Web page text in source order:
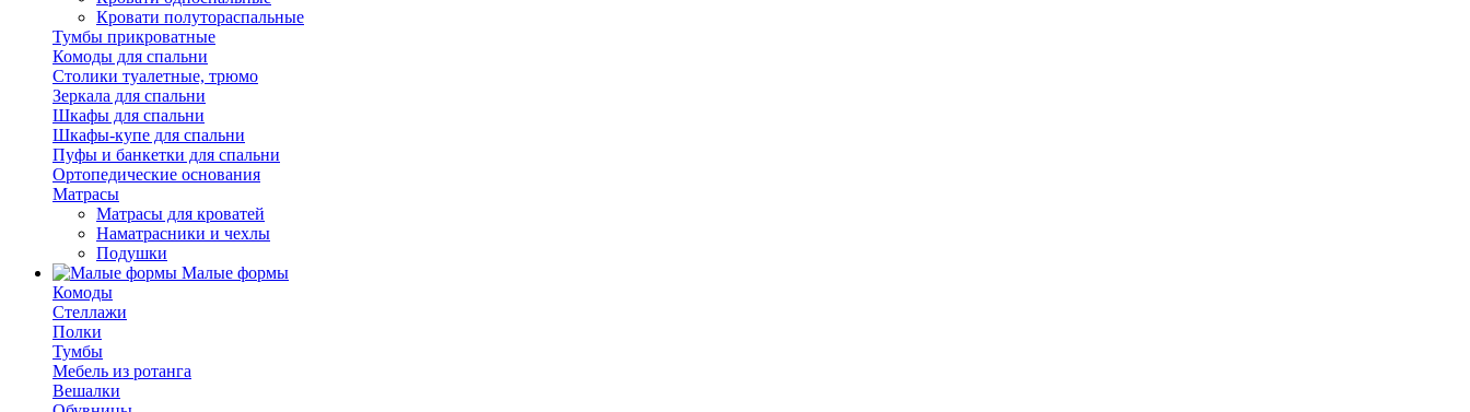
Кровати полутораспальные
Тумбы прикроватные
Комоды для спальни
Столики туалетные, трюмо
Зеркала для спальни
Шкафы для спальни
Шкафы-купе для спальни
Пуфы и банкетки для спальни
Ортопедические основания
Матрасы
Матрасы для кроватей
Наматрасники и чехлы
Подушки
Малые формы
Комоды
Стеллажи
Полки
Тумбы
Мебель из ротанга
Вешалки